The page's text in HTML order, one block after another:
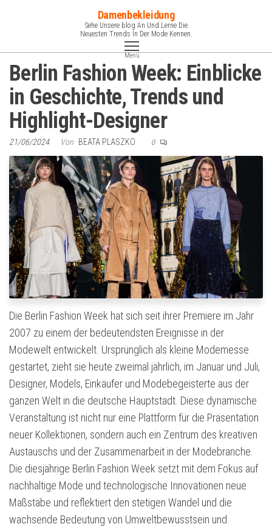
Damenbekleidung
Sehe Unsere blog An Und Lerne Die
Neuesten Trends In Der Mode Kennen.
Menü
Berlin Fashion Week: Einblicke
in Geschichte, Trends und
Highlight-Designer
21/06/2024 Von BEATA PLASZKO 0
Die Berlin Fashion Week hat sich seit ihrer Premiere im Jahr
2007 zu einem der bedeutendsten Ereignisse in der
Modewelt entwickelt. Ursprünglich als kleine Modemesse
gestartet, zieht sie heute zweimal jährlich, im Januar und Juli,
Designer, Models, Einkäufer und Modebegeisterte aus der
ganzen Welt in die deutsche Hauptstadt. Diese dynamische
Veranstaltung ist nicht nur eine Plattform für die Präsentation
neuer Kollektionen, sondern auch ein Zentrum des kreativen
Austauschs und der Zusammenarbeit in der Modebranche.
Die diesjährige Berlin Fashion Week setzt mit dem Fokus auf
nachhaltige Mode und technologische Innovationen neue
Maßstäbe und reflektiert den stetigen Wandel und die
wachsende Bedeutung von Umweltbewusstsein und